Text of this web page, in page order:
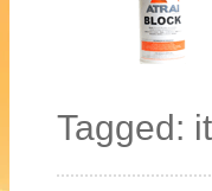
Tagged: